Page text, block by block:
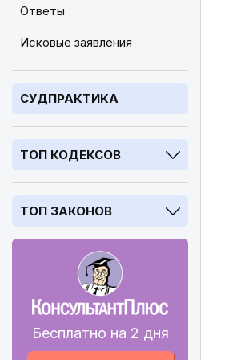
Ответы
Исковые заявления
СУДПРАКТИКА
ТОП КОДЕКСОВ
ТОП ЗАКОНОВ
Бесплатно на 2 дня